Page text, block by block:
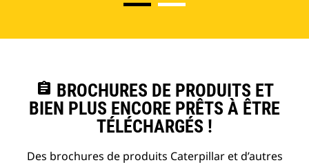
assignment BROCHURES DE PRODUITS ET
BIEN PLUS ENCORE PRÊTS À ÊTRE
TÉLÉCHARGÉS !
Des brochures de produits Caterpillar et d’autres